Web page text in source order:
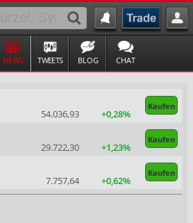
NEWS TWEETS BLOG CHAT
Kaufen
54.036,93
+0,28%
Kaufen
29.722,30
+1,23%
Kaufen
7.757,64 +0,62%